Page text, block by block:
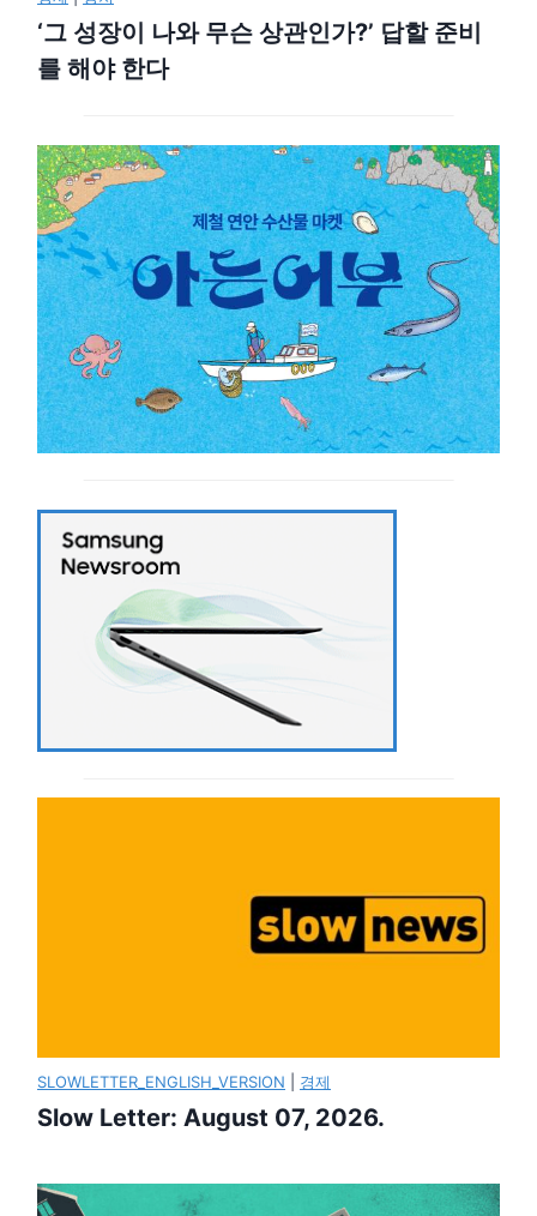
‘그 성장이 나와 무슨 상관인가?’ 답할 준비
를 해야 한다
SLOWLETTER_ENGLISH_VERSION 경제
Slow Letter: August 07, 2026.